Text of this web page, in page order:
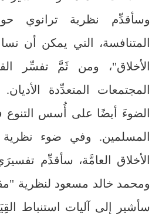
وسأقدِّم نظرية ترانوي
المتنافسة، التي يمكن أن
الأخلاق"، ومن ثَمَّ تفسِّر
المجتمعات المتعدِّدة
الضوءَ أيضًا على أُسس التنوع
المسلمين. وفي ضوء نظرية
الأخلاق العامَّة، سأقدِّم
ومحمد خالد مسعود لنظرية
سأشير إلى آليات استنباط